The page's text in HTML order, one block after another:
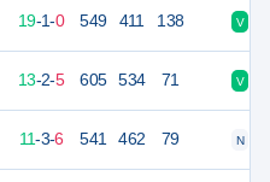
19-1-0 549 411 138 V
13-2-5 605 534 71 V
11-3-6 541 462 79 N